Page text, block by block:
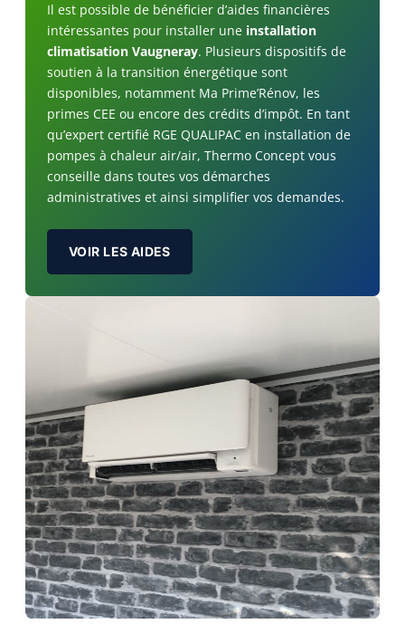
Il est possible de bénéficier d’aides financières
intéressantes pour installer une installation
climatisation Vaugneray. Plusieurs dispositifs de
soutien à la transition énergétique sont
disponibles, notamment Ma Prime’Rénov, les
primes CEE ou encore des crédits d’impôt. En tant
qu’expert certifié RGE QUALIPAC en installation de
pompes à chaleur air/air, Thermo Concept vous
conseille dans toutes vos démarches
administratives et ainsi simplifier vos demandes.
VOIR LES AIDES